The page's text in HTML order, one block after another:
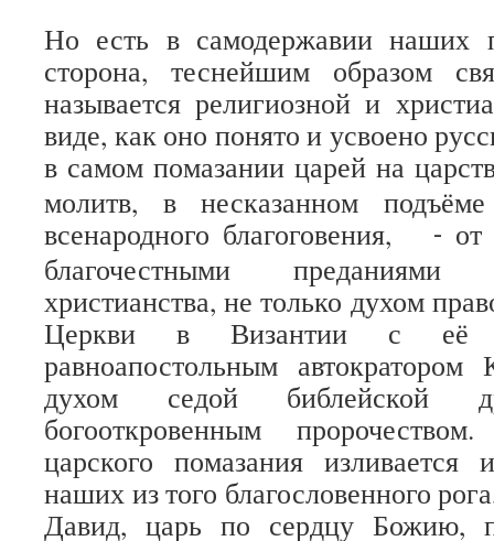
Но есть в самодержавии наших
сторона, теснейшим образом
называется религиозной и
виде, как оно понято и усвоено
в самом помазании царей на
молитв, в несказанном
всенародного благоговения, - от
благочестными
христианства, не только духом
Церкви в Византии с её
равноапостольным
духом седой библейской
богооткровенным
царского помазания
наших из того благословенного
Давид, царь по сердцу Божию,